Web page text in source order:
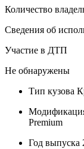
Количество
Сведения об
Участие в ДТП
Не обнаружены
Тип кузова
Premium
Год выпуска